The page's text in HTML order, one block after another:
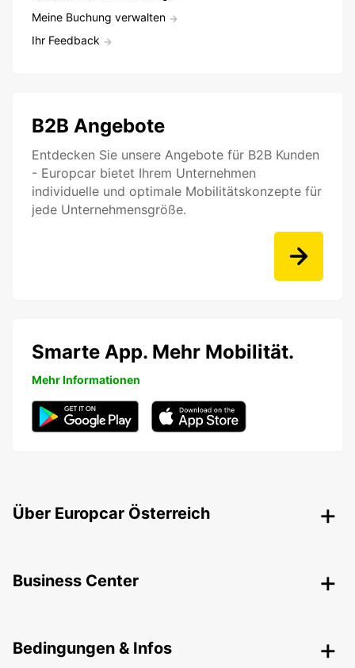
Meine Buchung verwalten
Ihr Feedback
B2B Angebote
Entdecken Sie unsere Angebote für B2B Kunden
- Europcar bietet Ihrem Unternehmen
individuelle und optimale Mobilitätskonzepte für
jede Unternehmensgröße.
Smarte App. Mehr Mobilität.
Mehr Informationen
Über Europcar Österreich
Business Center
Bedingungen & Infos